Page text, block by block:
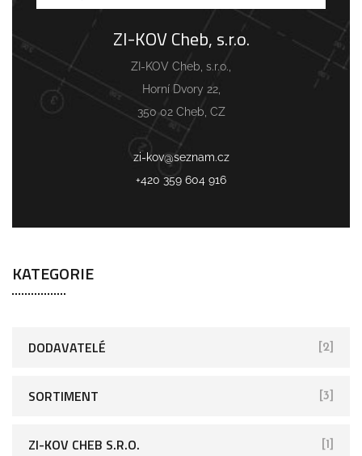
ZI-KOV Cheb, s.r.o.
ZI-KOV Cheb, s.r.o.,
Horní Dvory 22,
350 02 Cheb, CZ
zi-kov@seznam.cz
+420 359 604 916
KATEGORIE
DODAVATELÉ [2]
SORTIMENT [3]
ZI-KOV CHEB S.R.O. [1]